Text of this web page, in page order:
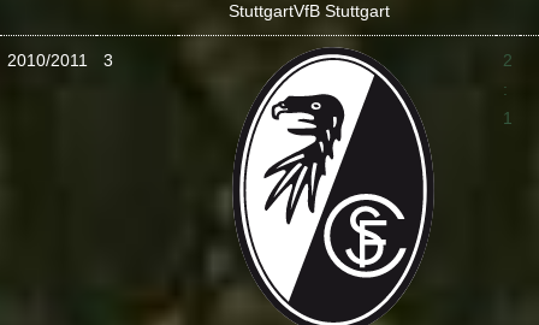
StuttgartVfB Stuttgart
2010/2011 3
2
:
1